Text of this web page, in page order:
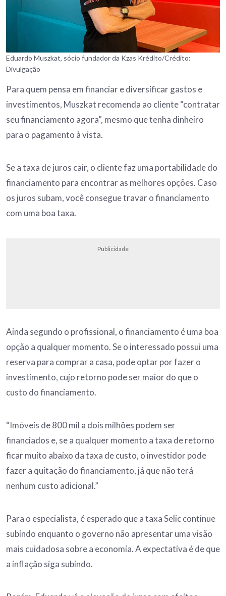
Eduardo Muszkat, sócio fundador da Kzas Krédito/Crédito:
Divulgação
Para quem pensa em financiar e diversificar gastos e
investimentos, Muszkat recomenda ao cliente “contratar
seu financiamento agora”, mesmo que tenha dinheiro
para o pagamento à vista.
Se a taxa de juros cair, o cliente faz uma portabilidade do
financiamento para encontrar as melhores opções. Caso
os juros subam, você consegue travar o financiamento
com uma boa taxa.
Publicidade
Ainda segundo o profissional, o financiamento é uma boa
opção a qualquer momento. Se o interessado possui uma
reserva para comprar a casa, pode optar por fazer o
investimento, cujo retorno pode ser maior do que o
custo do financiamento.
“Imóveis de 800 mil a dois milhões podem ser
financiados e, se a qualquer momento a taxa de retorno
ficar muito abaixo da taxa de custo, o investidor pode
fazer a quitação do financiamento, já que não terá
nenhum custo adicional.”
Para o especialista, é esperado que a taxa Selic continue
subindo enquanto o governo não apresentar uma visão
mais cuidadosa sobre a economia. A expectativa é de que
a inflação siga subindo.